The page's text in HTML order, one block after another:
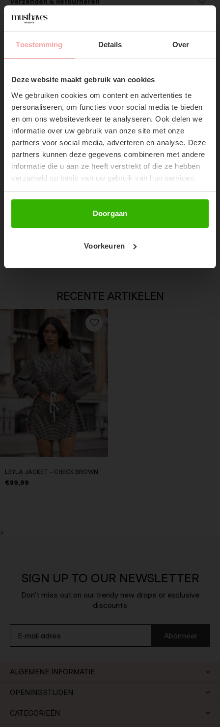
Toestemming Details Over
Deze website maakt gebruik van cookies
We gebruiken cookies om content en advertenties te
personaliseren, om functies voor social media te bieden
en om ons websiteverkeer te analyseren. Ook delen we
informatie over uw gebruik van onze site met onze
partners voor social media, adverteren en analyse. Deze
partners kunnen deze gegevens combineren met andere
informatie die u aan ze heeft verstrekt of die ze hebben
verzameld op basis van uw gebruik van hun services.
Doorgaan
Voorkeuren
SUBSCRIBE NOW & GET
10% OFF YOUR FIRST
ORDER!
Don't miss out on our trendy new drops or exclusive
LEYLA SKIRT - CHECK BROWN
RECENTE ARTIKELEN
LEYLA JACKET - CHECK BROWN
€89,99
>
SIGN UP TO OUR NEWSLETTER
Don't miss out on our trendy new drops or exclusive
discounts
Abonneer
ALGEMENE INFORMATIE
OPENINGSTIJDEN
CATEGORIEËN